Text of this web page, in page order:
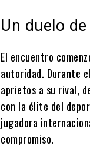
Un duelo
El encuentro
autoridad. Durante
aprietos a su rival,
con la élite del
jugadora
compromiso.